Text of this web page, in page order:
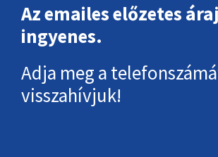
Az emailes előzetes
ingyenes.
Adja meg a
visszahívjuk!